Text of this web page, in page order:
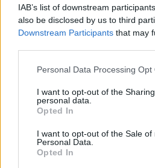
IAB’s list of downstream
also be disclosed by us to third
Downstream Participants that may
Please note that this website/app
not limited to your visit or usage
grant or deny consent to Google
use your data for below specified
consent section.
Personal Data Processing Opt
I want to opt-out of the
personal data.
Opted In
I want to opt-out of the Sale of
Personal Data.
Opted In
A címbéli mondat elég
este a Halott Pénz 20 éves
népszerű zenekar nem
töltötte meg a Puskás Ferenc
a zenei előadásra nem